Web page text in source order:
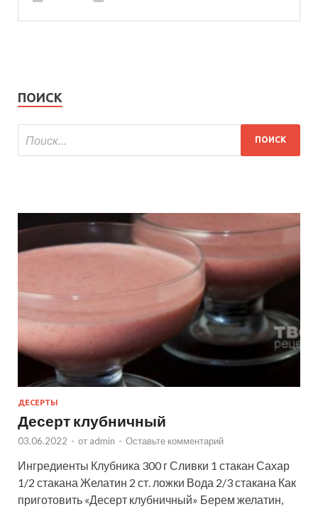
ПОИСК
ДЕСЕРТЫ
Десерт клубничный
03.06.2022 - от admin - Оставьте комментарий
Ингредиенты Клубника 300 г Сливки 1 стакан Сахар
1/2 стакана Желатин 2 ст. ложки Вода 2/3 стакана Как
приготовить «Десерт клубничный» Берем желатин,